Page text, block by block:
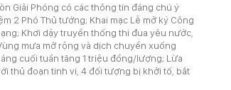
Giải Phóng có các thông tin đáng chú ý
2 Phó Thủ tướng; Khai mạc Lễ mở ký Công
Khơi dậy truyền thống thi đua yêu nước,
mưa mở rộng và dịch chuyển xuống
cuối tuần tăng 1 triệu đồng/lượng; Lừa
thủ đoạn tinh vi, 4 đối tượng bị khởi tố, bắt